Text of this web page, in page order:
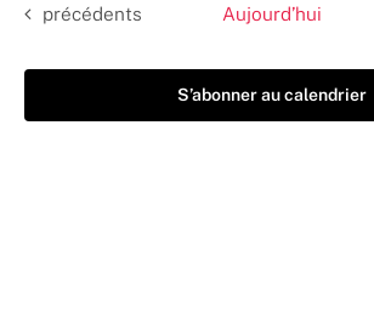
Évènements
précédents Aujourd’hui
S’abonner au calendrier